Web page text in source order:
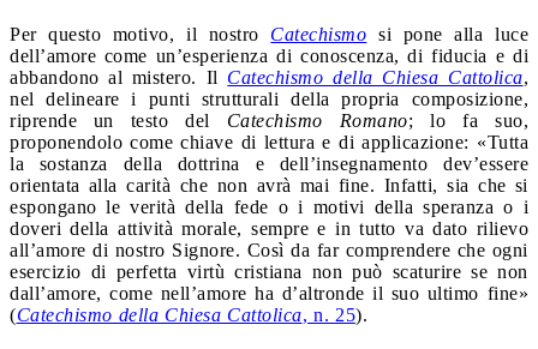
Per questo motivo, il nostro Catechismo si pone alla luce
dell’amore come un’esperienza di conoscenza, di fiducia e di
abbandono al mistero. Il Catechismo della Chiesa Cattolica,
nel delineare i punti strutturali della propria composizione,
riprende un testo del Catechismo Romano; lo fa suo,
proponendolo come chiave di lettura e di applicazione: «Tutta
la sostanza della dottrina e dell’insegnamento dev’essere
orientata alla carità che non avrà mai fine. Infatti, sia che si
espongano le verità della fede o i motivi della speranza o i
doveri della attività morale, sempre e in tutto va dato rilievo
all’amore di nostro Signore. Così da far comprendere che ogni
esercizio di perfetta virtù cristiana non può scaturire se non
dall’amore, come nell’amore ha d’altronde il suo ultimo fine»
(Catechismo della Chiesa Cattolica, n. 25).